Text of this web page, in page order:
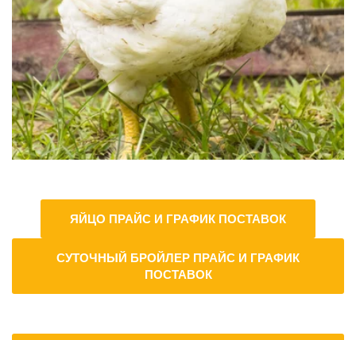
ЯЙЦО ПРАЙС И ГРАФИК ПОСТАВОК
СУТОЧНЫЙ БРОЙЛЕР ПРАЙС И ГРАФИК
ПОСТАВОК